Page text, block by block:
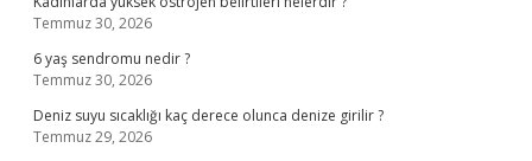
Temmuz 30, 2026
6 yaş sendromu nedir ?
Temmuz 30, 2026
Deniz suyu sıcaklığı kaç derece olunca denize girilir ?
Temmuz 29, 2026